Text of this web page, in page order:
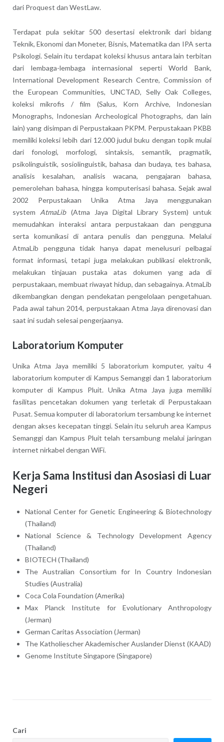
dari Proquest dan WestLaw.
Terdapat pula sekitar 500 desertasi elektronik dari bidang
Teknik, Ekonomi dan Moneter, Bisnis, Matematika dan IPA serta
Psikologi. Selain itu terdapat koleksi khusus antara lain terbitan
dari lembaga-lembaga internasional seperti World Bank,
International Development Research Centre, Commission of
the European Communities, UNCTAD, Selly Oak Colleges,
koleksi mikrofis / film (Salus, Korn Archive, Indonesian
Monographs, Indonesian Archeological Photographs, dan lain
lain) yang disimpan di Perpustakaan PKPM. Perpustakaan PKBB
memiliki koleksi lebih dari 12.000 judul buku dengan topik mulai
dari fonologi, morfologi, sintaksis, semantik, pragmatik,
psikolinguistik, sosiolinguistik, bahasa dan budaya, tes bahasa,
analisis kesalahan, analisis wacana, pengajaran bahasa,
pemerolehan bahasa, hingga komputerisasi bahasa. Sejak awal
2002 Perpustakaan Unika Atma Jaya menggunakan
system AtmaLib(Atma Jaya Digital Library System) untuk
memudahkan interaksi antara perpustakaan dan pengguna
serta komunikasi di antara penulis dan pengguna. Melalui
AtmaLib pengguna tidak hanya dapat menelusuri pelbagai
format informasi, tetapi juga melakukan publikasi elektronik,
melakukan tinjauan pustaka atas dokumen yang ada di
perpustakaan, membuat riwayat hidup, dan sebagainya. AtmaLib
dikembangkan dengan pendekatan pengelolaan pengetahuan.
Pada awal tahun 2014, perpustakaan Atma Jaya direnovasi dan
saat ini sudah selesai pengerjaanya.
Laboratorium Komputer
Unika Atma Jaya memiliki 5 laboratorium komputer, yaitu 4
laboratorium komputer di Kampus Semanggi dan 1 laboratorium
komputer di Kampus Pluit. Unika Atma Jaya juga memiliki
fasilitas pencetakan dokumen yang terletak di Perpustakaan
Pusat. Semua komputer di laboratorium tersambung ke internet
dengan akses kecepatan tinggi. Selain itu seluruh area Kampus
Semanggi dan Kampus Pluit telah tersambung melalui jaringan
internet nirkabel dengan WiFi.
Kerja Sama Institusi dan Asosiasi di Luar
Negeri
National Center for Genetic Engineering & Biotechnology
(Thailand)
National Science & Technology Development Agency
(Thailand)
BIOTECH (Thailand)
The Australian Consortium for In Country Indonesian
Studies (Australia)
Coca Cola Foundation (Amerika)
Max Planck Institute for Evolutionary Anthropology
(Jerman)
German Caritas Association (Jerman)
The Katholiescher Akademischer Auslander Dienst (KAAD)
Genome Institute Singapore (Singapore)
Cari